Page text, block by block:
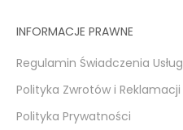
INFORMACJE PRAWNE
Regulamin Świadczenia Usług
Polityka Zwrotów i Reklamacji
Polityka Prywatności